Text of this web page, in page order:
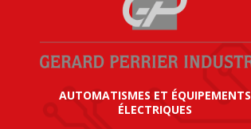
AUTOMATISMES ET ÉQUIPEMENTS
ÉLECTRIQUES